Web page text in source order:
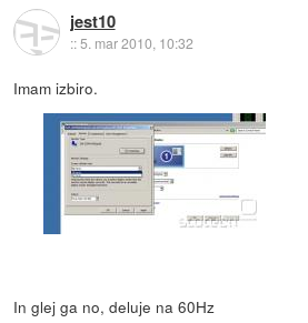
jest10
::5. mar 2010, 10:32
Imam izbiro.
In glej ga no, deluje na 60Hz